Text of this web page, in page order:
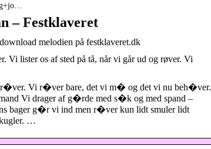
– Festklaveret
melodien på festklaveret.dk
Vi lister os af sted på tå, når vi går ud og røver. Vi
Vi r�ver bare, det vi m� og det vi nu beh�ver.
Vi drager af g�rde med s�k og med spand –
bager g�r vi ind men r�ver kun lidt smuler lidt
…